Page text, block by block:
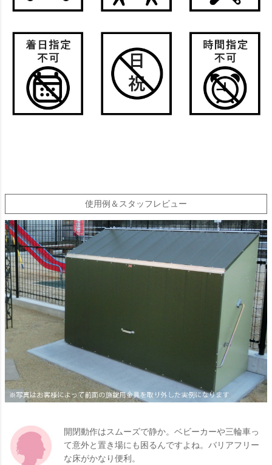
使用例＆スタッフレビュー
開閉動作はスムーズで静か。ベビーカーや三輪車っ
て意外と置き場にも困るんですよね。バリアフリー
な床がかなり便利。